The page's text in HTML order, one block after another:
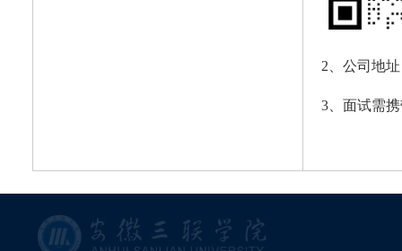
2、公司地
3、面试需